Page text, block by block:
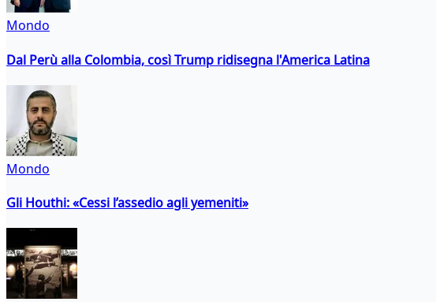
Mondo
Dal Perù alla Colombia, così Trump ridisegna l'America Latina
Mondo
Gli Houthi: «Cessi l’assedio agli yemeniti»